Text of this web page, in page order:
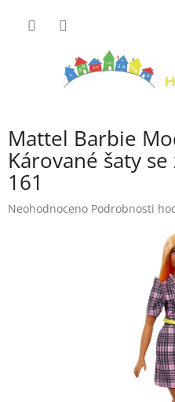
Mattel Barbie
Kárované šaty
161
Průměrné
Neohodnoceno Podrobnosti